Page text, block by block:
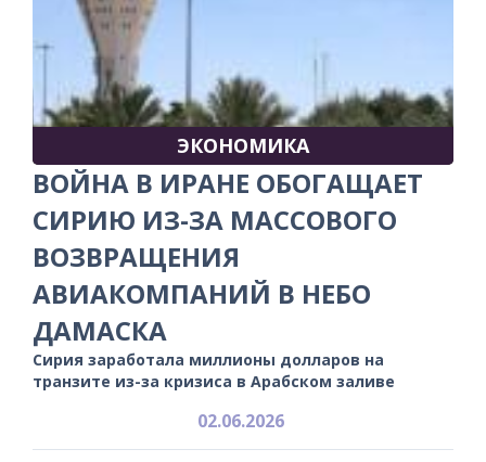
ЭКОНОМИКА
ВОЙНА В ИРАНЕ ОБОГАЩАЕТ
СИРИЮ ИЗ-ЗА МАССОВОГО
ВОЗВРАЩЕНИЯ
АВИАКОМПАНИЙ В НЕБО
ДАМАСКА
Сирия заработала миллионы долларов на
транзите из-за кризиса в Арабском заливе
02.06.2026